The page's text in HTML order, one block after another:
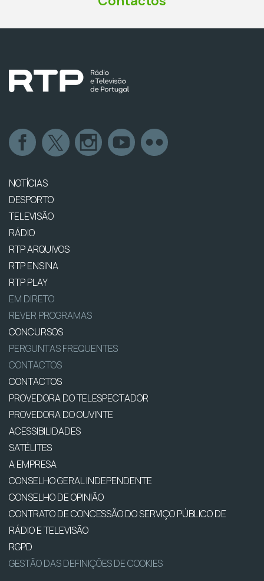
NOTÍCIAS
DESPORTO
TELEVISÃO
RÁDIO
RTP ARQUIVOS
RTP ENSINA
RTP PLAY
EM DIRETO
REVER PROGRAMAS
CONCURSOS
PERGUNTAS FREQUENTES
CONTACTOS
CONTACTOS
PROVEDORA DO TELESPECTADOR
PROVEDORA DO OUVINTE
ACESSIBILIDADES
SATÉLITES
A EMPRESA
CONSELHO GERAL INDEPENDENTE
CONSELHO DE OPINIÃO
CONTRATO DE CONCESSÃO DO SERVIÇO PÚBLICO DE
RÁDIO E TELEVISÃO
RGPD
GESTÃO DAS DEFINIÇÕES DE COOKIES